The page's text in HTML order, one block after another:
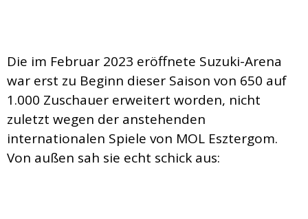
Die im Februar 2023 eröffnete Suzuki-Arena
war erst zu Beginn dieser Saison von 650 auf
1.000 Zuschauer erweitert worden, nicht
zuletzt wegen der anstehenden
internationalen Spiele von MOL Esztergom.
Von außen sah sie echt schick aus: